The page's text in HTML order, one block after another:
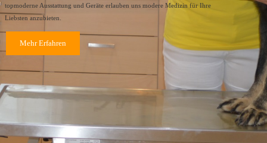
topmoderne Ausstattung und Geräte erlauben uns modere Medizin für Ihre
Liebsten anzubieten.
Mehr Erfahren